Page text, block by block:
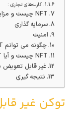
کارت‌های تجاری :
NFT چیست و مزایای NFT ها
سرمایه گذاری
امنیت
چگونه می توانم NFT بخرم؟
NFT چیست و آیا NFT ها ایمن هستند؟
غیر قابل
نتیجه گیری
توکن غیر